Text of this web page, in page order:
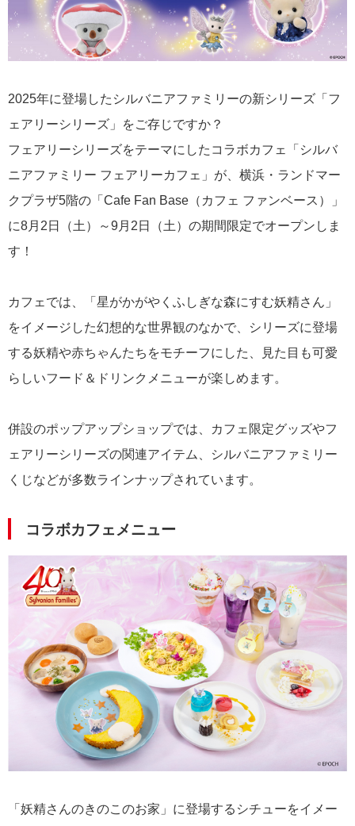
2025年に登場したシルバニアファミリーの新シリーズ「フ
ェアリーシリーズ」をご存じですか？
フェアリーシリーズをテーマにしたコラボカフェ「シルバ
ニアファミリー フェアリーカフェ」が、横浜・ランドマー
クプラザ5階の「Cafe Fan Base（カフェ ファンベース）」
に8月2日（土）～9月2日（土）の期間限定でオープンしま
す！
カフェでは、「星がかがやくふしぎな森にすむ妖精さん」
をイメージした幻想的な世界観のなかで、シリーズに登場
する妖精や赤ちゃんたちをモチーフにした、見た目も可愛
らしいフード＆ドリンクメニューが楽しめます。
併設のポップアップショップでは、カフェ限定グッズやフ
ェアリーシリーズの関連アイテム、シルバニアファミリー
くじなどが多数ラインナップされています。
コラボカフェメニュー
「妖精さんのきのこのお家」に登場するシチューをイメー